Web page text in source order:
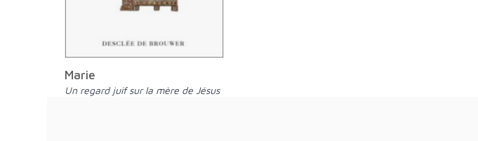
Marie
Un regard juif sur la mère de Jésus